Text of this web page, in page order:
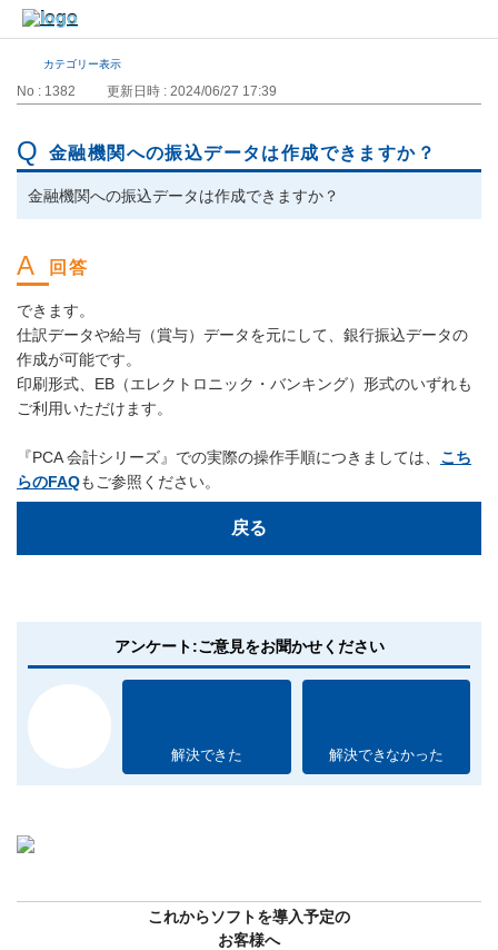
カテゴリー表示
No : 1382 更新日時 : 2024/06/27 17:39
金融機関への振込データは作成できますか？
金融機関への振込データは作成できますか？
できます。
仕訳データや給与（賞与）データを元にして、銀行振込データの
作成が可能です。
印刷形式、EB（エレクトロニック・バンキング）形式のいずれも
ご利用いただけます。
『PCA 会計シリーズ』での実際の操作手順につきましては、 こち
らのFAQもご参照ください。
戻る
アンケート:ご意見をお聞かせください
解決できた 解決できなかった
これからソフトを導入予定の
お客様へ